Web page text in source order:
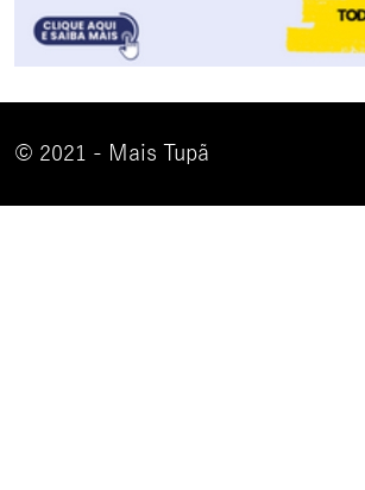
© 2021 - Mais Tupã